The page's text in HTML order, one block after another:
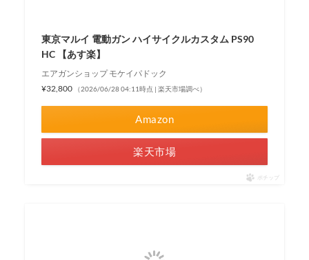
東京マルイ 電動ガン ハイサイクルカスタム PS90
HC 【あす楽】
エアガンショップ モケイパドック
¥32,800
（2026/06/28 04:11時点 | 楽天市場調べ）
Amazon
楽天市場
ポチップ